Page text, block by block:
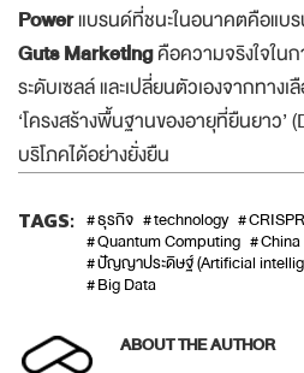
เทรนด์โยเกิร์ตปั่นเป็นเพียงประตูบาน
Powerแบรนด์ที่ชนะในอนาคตคือแบ
Guts Marketingคือความจริงใจในก
ระดับเซลล์ และเปลี่ยนตัวเองจากทาง
‘โครงสร้างพื้นฐานของอายุที่ยืนยาว’
ธุรกิจ technology CRISPR
Quantum Computing
China
ปัญญาประดิษฐ์ (Artificial